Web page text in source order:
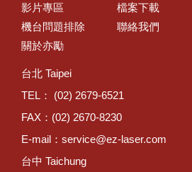
影片專區
檔案下載
機台問題排除
聯絡我們
關於亦勵
台北 Taipei
TEL： (02) 2679-6521
FAX：(02) 2670-8230
E-mail： service@ez-laser.com
台中 Taichung